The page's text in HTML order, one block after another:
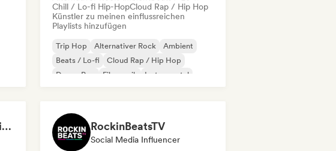
Chill / Lo-fi Hip-HopCloud Rap / Hip Hop
Künstler zu meinen einflussreichen
Playlists hinzufügen
Trip Hop Alternativer Rock
Ambient
Beats / Lo-fi
Cloud Rap / Hip Hop
Dream Pop
Filmmusik Instrumental
MixCult Records, Radio and Sub Labels RockinBeatsTV
Social Media Influencer